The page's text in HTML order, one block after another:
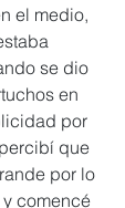
el medio,
se dio
en
por
que
por lo
comencé